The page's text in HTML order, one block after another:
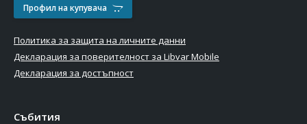
Профил на купувача
Политика за защита на личните данни
Декларация за поверителност за Libvar Mobile
Декларация за достъпност
Събития